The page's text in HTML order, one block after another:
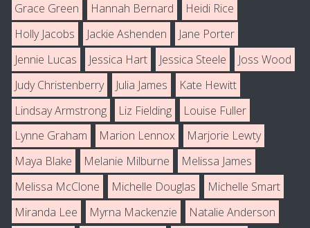
Grace Green
Hannah Bernard
Heidi Rice
Holly Jacobs
Jackie Ashenden
Jane Porter
Jennie Lucas
Jessica Hart Jessica Steele
Joss Wood
Judy Christenberry
Julia James
Kate Hewitt
Lindsay Armstrong
Liz Fielding
Louise Fuller
Lynne Graham
Marion Lennox
Marjorie Lewty
Maya Blake
Melanie Milburne
Melissa James
Melissa McClone
Michelle Douglas
Michelle Smart
Miranda Lee
Myrna Mackenzie
Natalie Anderson